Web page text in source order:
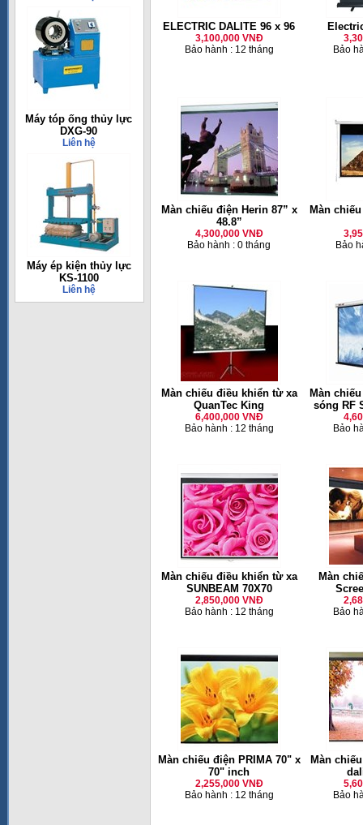
Máy tóp ống thủy lực
DXG-90
Liên hệ
Máy ép kiện thủy lực
KS-1100
Liên hệ
ELECTRIC DALITE 96 x 96
3,100,000 VNĐ
Bảo hành : 12 tháng
Bảo
Màn chiếu điện Herin 87” x
48.8”
4,300,000 VNĐ
Bảo hành : 0 tháng
Màn
Bảo
Màn chiếu điều khiển từ xa
QuanTec King
6,400,000 VNĐ
Bảo hành : 12 tháng
Màn
sóng RF
Bảo
Màn chiếu điều khiển từ xa
SUNBEAM 70X70
2,850,000 VNĐ
Bảo hành : 12 tháng
Màn
Bảo
Màn chiếu điện PRIMA 70" x
70" inch
2,255,000 VNĐ
Bảo hành : 12 tháng
Màn
Bảo